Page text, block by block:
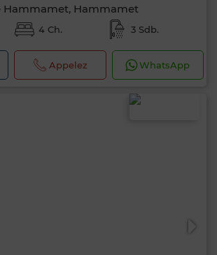
Hammamet, Hammamet
4 Ch. 3 Sdb.
Appelez WhatsApp